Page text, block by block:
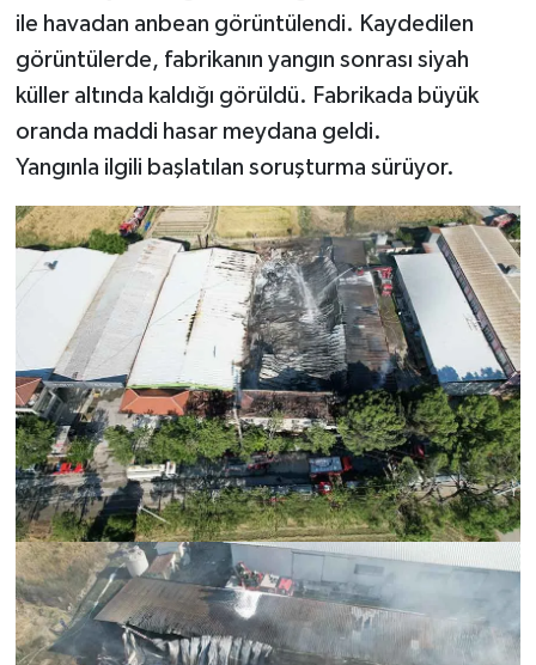
ile havadan anbean görüntülendi. Kaydedilen
görüntülerde, fabrikanın yangın sonrası siyah
küller altında kaldığı görüldü. Fabrikada büyük
oranda maddi hasar meydana geldi.
Yangınla ilgili başlatılan soruşturma sürüyor.